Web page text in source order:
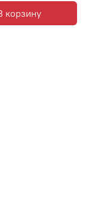
корзину